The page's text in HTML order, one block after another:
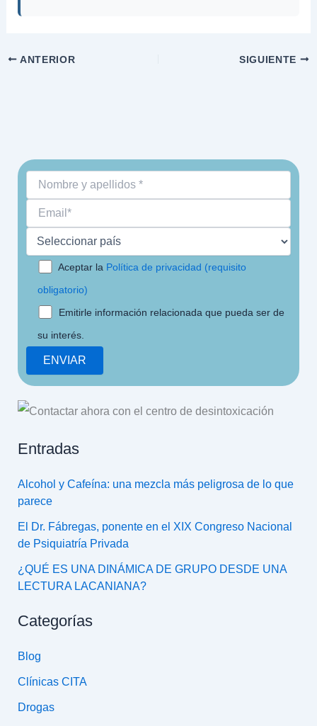
ANTERIOR SIGUIENTE
Aceptar la Política de privacidad (requisito
obligatorio)
Emitirle información relacionada que pueda ser de
su interés.
Entradas
Alcohol y Cafeína: una mezcla más peligrosa de lo que
parece
El Dr. Fábregas, ponente en el XIX Congreso Nacional
de Psiquiatría Privada
¿QUÉ ES UNA DINÁMICA DE GRUPO DESDE UNA
LECTURA LACANIANA?
Categorías
Blog
Clínicas CITA
Drogas